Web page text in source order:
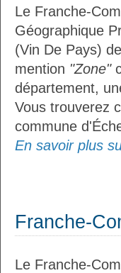
Le Franche-
Géographique
(Vin De Pays)
mention "Zone"
département,
Vous trouverez
commune
En savoir plus
Franche-
Le Franche-